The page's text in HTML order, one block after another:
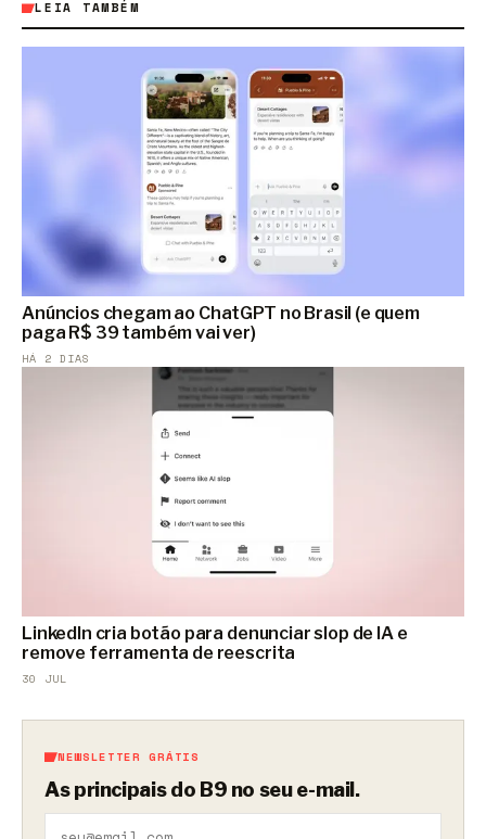
LEIA TAMBÉM
Anúncios chegam ao ChatGPT no Brasil (e quem
paga R$ 39 também vai ver)
HÁ 2 DIAS
LinkedIn cria botão para denunciar slop de IA e
remove ferramenta de reescrita
30 JUL
NEWSLETTER GRÁTIS
As principais do B9 no seu e-mail.